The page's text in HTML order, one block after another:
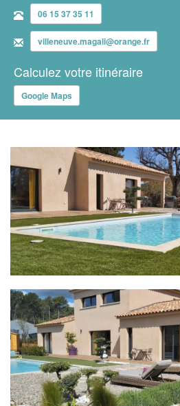
06 15 37 35 11
villeneuve.magali@orange.fr
Calculez votre itinéraire
Google Maps